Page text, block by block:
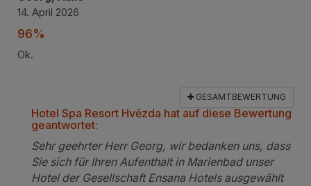
14. April 2026
96%
Ok.
GESAMTBEWERTUNG
Hotel Spa Resort Hvězda hat auf diese Bewertung
geantwortet:
Sehr geehrter Herr Georg, wir bedanken uns, dass
Sie sich für Ihren Aufenthalt in Marienbad unser
Hotel der Gesellschaft Ensana Hotels ausgewählt